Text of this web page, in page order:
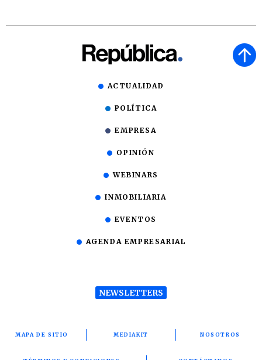
ACTUALIDAD
POLÍTICA
EMPRESA
OPINIÓN
WEBINARS
INMOBILIARIA
EVENTOS
AGENDA EMPRESARIAL
NEWSLETTERS
MAPA DE SITIO MEDIAKIT NOSOTROS